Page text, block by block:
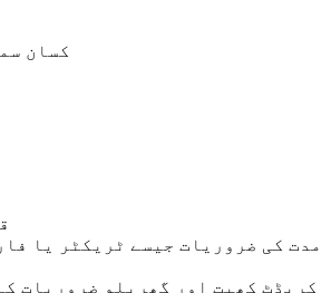
کسان
کی ضروریات جیسے ٹریکٹر یا